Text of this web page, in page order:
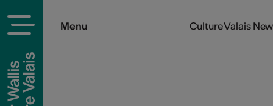
Menu Culture Valais